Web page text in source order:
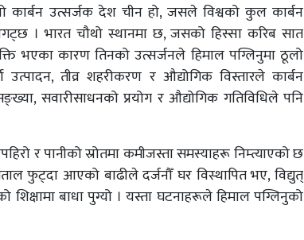
कार्बन उत्सर्जक देश चीन हो, जसले विश्वको कुल कार्बन
। भारत चौथो स्थानमा छ, जसको हिस्सा करिब सात
भएका कारण तिनको उत्सर्जनले हिमाल पग्लिनुमा ठूलो
तीव्र शहरीकरण र औद्योगिक विस्तारले कार्बन
सवारीसाधनको प्रयोग र औद्योगिक गतिविधिले पनि
र पानीको स्रोतमा कमीजस्ता समस्याहरू निम्त्याएको छ
फुट्दा आएको बाढीले दर्जनौँ घर विस्थापित भए, विद्युत्
बाधा पुग्यो । यस्ता घटनाहरूले हिमाल पग्लिनुको